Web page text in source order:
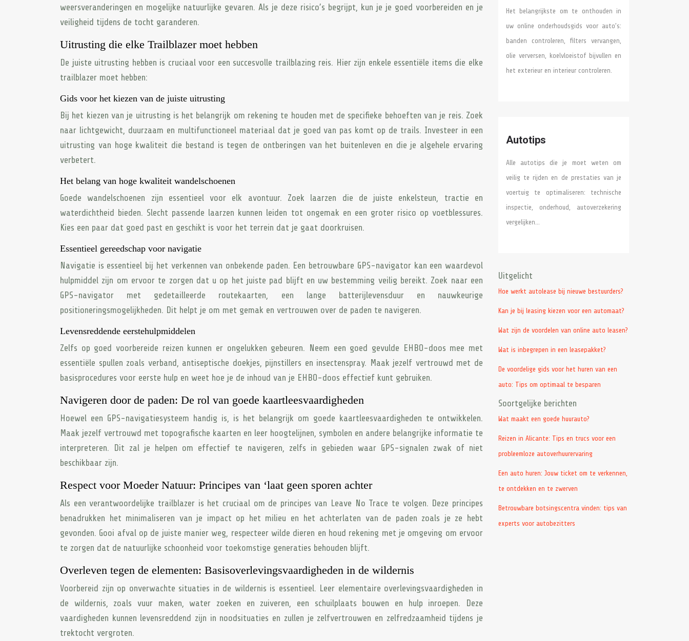
weersveranderingen en mogelijke natuurlijke gevaren. Als je deze risico’s begrijpt, kun je je goed voorbereiden en je
veiligheid tijdens de tocht garanderen.
Uitrusting die elke Trailblazer moet hebben
De juiste uitrusting hebben is cruciaal voor een succesvolle trailblazing reis. Hier zijn enkele essentiële items die elke
trailblazer moet hebben:
Gids voor het kiezen van de juiste uitrusting
Bij het kiezen van je uitrusting is het belangrijk om rekening te houden met de specifieke behoeften van je reis. Zoek
naar lichtgewicht, duurzaam en multifunctioneel materiaal dat je goed van pas komt op de trails. Investeer in een
uitrusting van hoge kwaliteit die bestand is tegen de ontberingen van het buitenleven en die je algehele ervaring
verbetert.
Het belang van hoge kwaliteit wandelschoenen
Goede wandelschoenen zijn essentieel voor elk avontuur. Zoek laarzen die de juiste enkelsteun, tractie en
waterdichtheid bieden. Slecht passende laarzen kunnen leiden tot ongemak en een groter risico op voetblessures.
Kies een paar dat goed past en geschikt is voor het terrein dat je gaat doorkruisen.
Essentieel gereedschap voor navigatie
Navigatie is essentieel bij het verkennen van onbekende paden. Een betrouwbare GPS-navigator kan een waardevol
hulpmiddel zijn om ervoor te zorgen dat u op het juiste pad blijft en uw bestemming veilig bereikt. Zoek naar een
GPS-navigator met gedetailleerde routekaarten, een lange batterijlevensduur en nauwkeurige
positioneringsmogelijkheden. Dit helpt je om met gemak en vertrouwen over de paden te navigeren.
Levensreddende eerstehulpmiddelen
Zelfs op goed voorbereide reizen kunnen er ongelukken gebeuren. Neem een goed gevulde EHBO-doos mee met
essentiële spullen zoals verband, antiseptische doekjes, pijnstillers en insectenspray. Maak jezelf vertrouwd met de
basisprocedures voor eerste hulp en weet hoe je de inhoud van je EHBO-doos effectief kunt gebruiken.
Navigeren door de paden: De rol van goede kaartleesvaardigheden
Hoewel een GPS-navigatiesysteem handig is, is het belangrijk om goede kaartleesvaardigheden te ontwikkelen.
Maak jezelf vertrouwd met topografische kaarten en leer hoogtelijnen, symbolen en andere belangrijke informatie te
interpreteren. Dit zal je helpen om effectief te navigeren, zelfs in gebieden waar GPS-signalen zwak of niet
beschikbaar zijn.
Respect voor Moeder Natuur: Principes van ‘laat geen sporen achter
Als een verantwoordelijke trailblazer is het cruciaal om de principes van Leave No Trace te volgen. Deze principes
benadrukken het minimaliseren van je impact op het milieu en het achterlaten van de paden zoals je ze hebt
gevonden. Gooi afval op de juiste manier weg, respecteer wilde dieren en houd rekening met je omgeving om ervoor
te zorgen dat de natuurlijke schoonheid voor toekomstige generaties behouden blijft.
Overleven tegen de elementen: Basisoverlevingsvaardigheden in de wildernis
Voorbereid zijn op onverwachte situaties in de wildernis is essentieel. Leer elementaire overlevingsvaardigheden in
de wildernis, zoals vuur maken, water zoeken en zuiveren, een schuilplaats bouwen en hulp inroepen. Deze
vaardigheden kunnen levensreddend zijn in noodsituaties en zullen je zelfvertrouwen en zelfredzaamheid tijdens je
trektocht vergroten.
Het belangrijkste om te onthouden in
uw online onderhoudsgids voor auto’s:
banden controleren, filters vervangen,
olie verversen, koelvloeistof bijvullen en
het exterieur en interieur controleren.
Autotips
Alle autotips die je moet weten om
veilig te rijden en de prestaties van je
voertuig te optimaliseren: technische
inspectie, onderhoud, autoverzekering
vergelijken…
Uitgelicht
Hoe werkt autolease bij nieuwe bestuurders?
Kan je bij leasing kiezen voor een automaat?
Wat zijn de voordelen van online auto leasen?
Wat is inbegrepen in een leasepakket?
De voordelige gids voor het huren van een
auto: Tips om optimaal te besparen
Soortgelijke berichten
Wat maakt een goede huurauto?
Reizen in Alicante: Tips en trucs voor een
probleemloze autoverhuurervaring
Een auto huren: Jouw ticket om te verkennen,
te ontdekken en te zwerven
Betrouwbare botsingscentra vinden: tips van
experts voor autobezitters